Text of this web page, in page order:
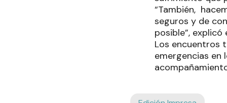
“También,
seguros y de
posible”,
Los encuentros
emergencias en